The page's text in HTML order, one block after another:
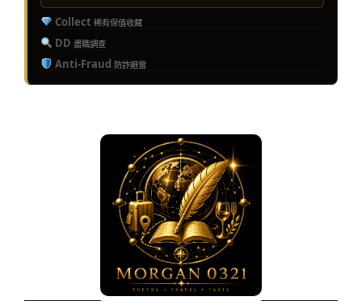
Collect 稀有保值收藏
DD 盡職調查
Anti-Fraud 防詐避雷